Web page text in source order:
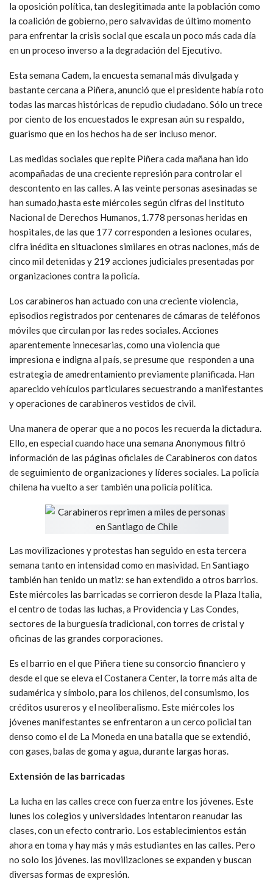
la oposición política, tan deslegitimada ante la población como
la coalición de gobierno, pero salvavidas de último momento
para enfrentar la crisis social que escala un poco más cada día
en un proceso inverso a la degradación del Ejecutivo.
Esta semana Cadem, la encuesta semanal más divulgada y
bastante cercana a Piñera, anunció que el presidente había roto
todas las marcas históricas de repudio ciudadano. Sólo un trece
por ciento de los encuestados le expresan aún su respaldo,
guarismo que en los hechos ha de ser incluso menor.
Las medidas sociales que repite Piñera cada mañana han ido
acompañadas de una creciente represión para controlar el
descontento en las calles. A las veinte personas asesinadas se
han sumado,hasta este miércoles según cifras del Instituto
Nacional de Derechos Humanos, 1.778 personas heridas en
hospitales, de las que 177 corresponden a lesiones oculares,
cifra inédita en situaciones similares en otras naciones, más de
cinco mil detenidas y 219 acciones judiciales presentadas por
organizaciones contra la policía.
Los carabineros han actuado con una creciente violencia,
episodios registrados por centenares de cámaras de teléfonos
móviles que circulan por las redes sociales. Acciones
aparentemente innecesarias, como una violencia que
impresiona e indigna al país, se presume que responden a una
estrategia de amedrentamiento previamente planificada. Han
aparecido vehículos particulares secuestrando a manifestantes
y operaciones de carabineros vestidos de civil.
Una manera de operar que a no pocos les recuerda la dictadura.
Ello, en especial cuando hace una semana Anonymous filtró
información de las páginas oficiales de Carabineros con datos
de seguimiento de organizaciones y líderes sociales. La policía
chilena ha vuelto a ser también una policía política.
Las movilizaciones y protestas han seguido en esta tercera
semana tanto en intensidad como en masividad. En Santiago
también han tenido un matiz: se han extendido a otros barrios.
Este miércoles las barricadas se corrieron desde la Plaza Italia,
el centro de todas las luchas, a Providencia y Las Condes,
sectores de la burguesía tradicional, con torres de cristal y
oficinas de las grandes corporaciones.
Es el barrio en el que Piñera tiene su consorcio financiero y
desde el que se eleva el Costanera Center, la torre más alta de
sudamérica y símbolo, para los chilenos, del consumismo, los
créditos usureros y el neoliberalismo. Este miércoles los
jóvenes manifestantes se enfrentaron a un cerco policial tan
denso como el de La Moneda en una batalla que se extendió,
con gases, balas de goma y agua, durante largas horas.
Extensión de las barricadas
La lucha en las calles crece con fuerza entre los jóvenes. Este
lunes los colegios y universidades intentaron reanudar las
clases, con un efecto contrario. Los establecimientos están
ahora en toma y hay más y más estudiantes en las calles. Pero
no solo los jóvenes. las movilizaciones se expanden y buscan
diversas formas de expresión.